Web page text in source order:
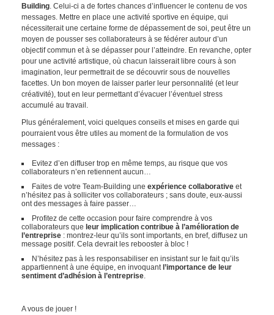
Building. Celui-ci a de fortes chances d’influencer le contenu de vos
messages. Mettre en place une activité sportive en équipe, qui
nécessiterait une certaine forme de dépassement de soi, peut être un
moyen de pousser ses collaborateurs à se fédérer autour d’un
objectif commun et à se dépasser pour l’atteindre. En revanche, opter
pour une activité artistique, où chacun laisserait libre cours à son
imagination, leur permettrait de se découvrir sous de nouvelles
facettes. Un bon moyen de laisser parler leur personnalité (et leur
créativité), tout en leur permettant d’évacuer l’éventuel stress
accumulé au travail.
Plus généralement, voici quelques conseils et mises en garde qui
pourraient vous être utiles au moment de la formulation de vos
messages :
Evitez d’en diffuser trop en même temps, au risque que vos
collaborateurs n’en retiennent aucun…
Faites de votre Team-Building une expérience collaborativeet
n’hésitez pas à solliciter vos collaborateurs ; sans doute, eux-aussi
ont des messages à faire passer…
Profitez de cette occasion pour faire comprendre à vos
collaborateurs que leur implication contribue à l’amélioration de
l’entreprise: montrez-leur qu’ils sont importants, en bref, diffusez un
message positif. Cela devrait les rebooster à bloc !
N’hésitez pas à les responsabiliser en insistant sur le fait qu’ils
appartiennent à une équipe, en invoquant l’importance de leur
sentiment d’adhésion à l’entreprise.
A vous de jouer !